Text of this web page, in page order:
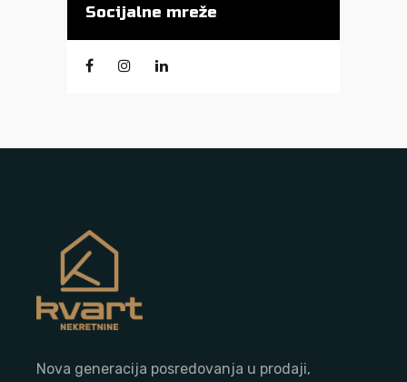
Socijalne mreže
Nova generacija posredovanja u prodaji,